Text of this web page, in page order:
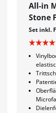
All-in
Stone
Set inkl.